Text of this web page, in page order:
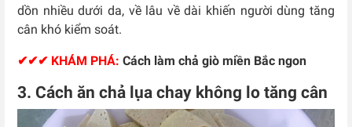
dồn nhiều dưới da, về lâu về dài khiến người dùng tăng
cân khó kiểm soát.
✔✔✔ KHÁM PHÁ: Cách làm chả giò miền Bắc ngon
3. Cách ăn chả lụa chay không lo tăng cân